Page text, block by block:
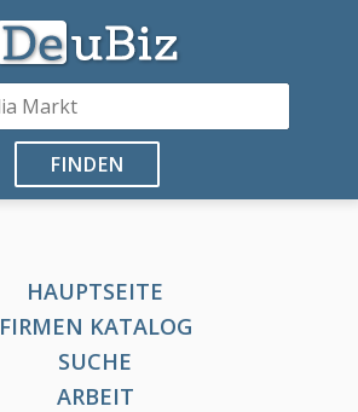
FINDEN
HAUPTSEITE
FIRMEN KATALOG
SUCHE
ARBEIT